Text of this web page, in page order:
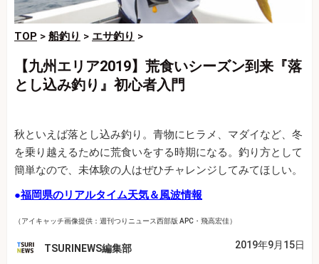
TOP > 船釣り > エサ釣り >
【九州エリア2019】荒食いシーズン到来『落
とし込み釣り』初心者入門
秋といえば落とし込み釣り。青物にヒラメ、マダイなど、冬
を乗り越えるために荒食いをする時期になる。釣り方として
簡単なので、未体験の人はぜひチャレンジしてみてほしい。
●福岡県のリアルタイム天気＆風波情報
（アイキャッチ画像提供：週刊つりニュース西部版 APC・飛高宏佳）
TSURINEWS編集部 2019年9月15日